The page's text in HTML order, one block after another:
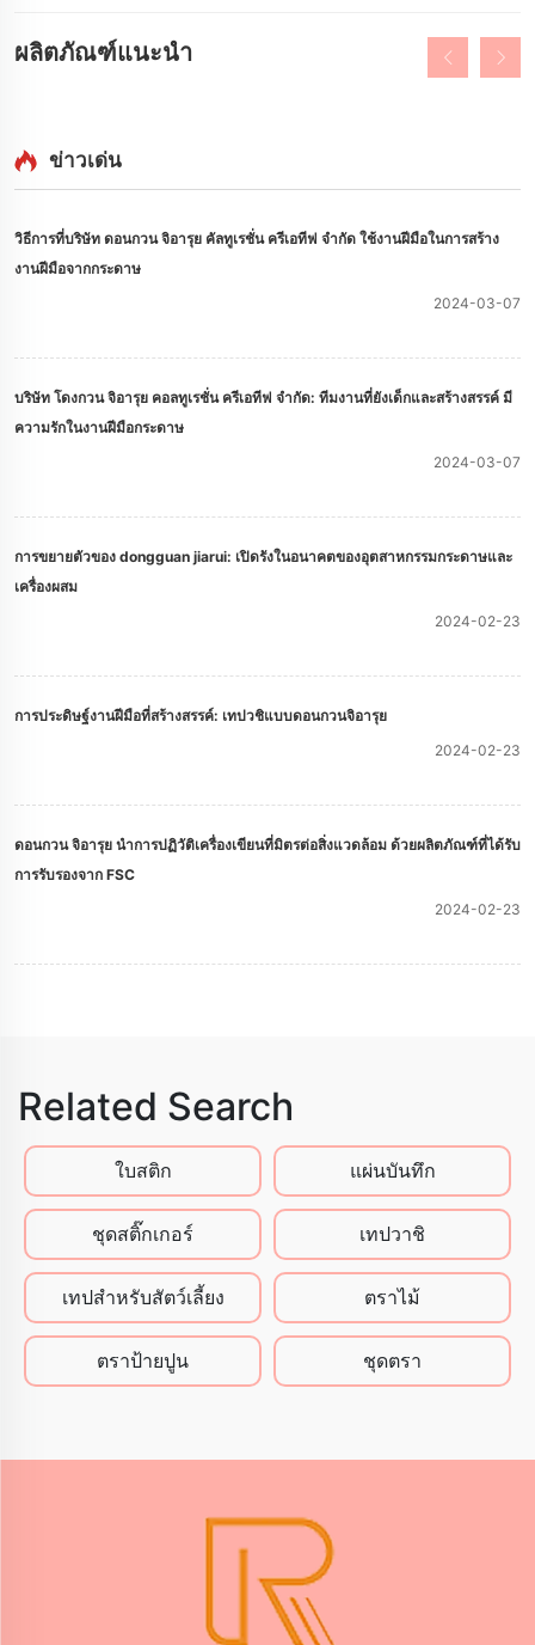
ผลิตภัณฑ์แนะนำ
ข่าวเด่น
วิธีการที่บริษัท ดอนกวน จิอารุย คัลทูเรชั่น ครีเอทีฟ จํากัด ใช้งานฝีมือในการสร้าง
งานฝีมือจากกระดาษ
2024-03-07
บริษัท โดงกวน จิอารุย คอลทูเรชั่น ครีเอทีฟ จํากัด: ทีมงานที่ยังเด็กและสร้างสรรค์ มี
ความรักในงานฝีมือกระดาษ
2024-03-07
การขยายตัวของ dongguan jiarui: เปิดรังในอนาคตของอุตสาหกรรมกระดาษและ
เครื่องผสม
2024-02-23
การประดิษฐ์งานฝีมือที่สร้างสรรค์: เทปวชิแบบดอนกวนจิอารุย
2024-02-23
ดอนกวน จิอารุย นําการปฏิวัติเครื่องเขียนที่มิตรต่อสิ่งแวดล้อม ด้วยผลิตภัณฑ์ที่ได้รับ
การรับรองจาก FSC
2024-02-23
Related Search
ใบสติก แผ่นบันทึก
ชุดสติ๊กเกอร์ เทปวาชิ
เทปสําหรับสัตว์เลี้ยง ตราไม้
ตราป้ายปูน ชุดตรา